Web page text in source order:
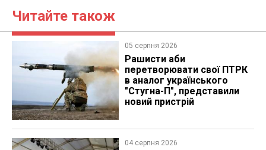
Читайте також
05 серпня 2026
Рашисти аби
перетворювати свої ПТРК
в аналог українського
"Стугна-П", представили
новий пристрій
04 серпня 2026